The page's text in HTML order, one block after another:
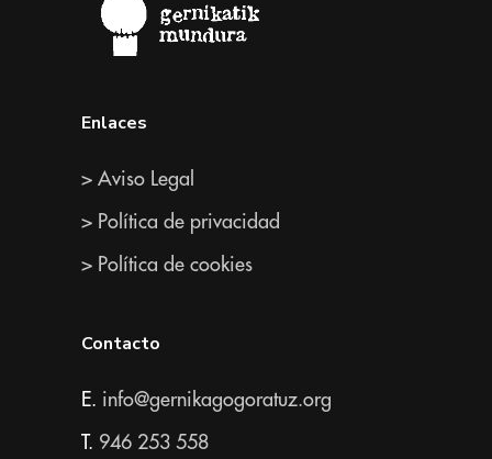
Enlaces
> Aviso Legal
> Política de privacidad
> Política de cookies
Contacto
E. info@gernikagogoratuz.org
T. 946 253 558